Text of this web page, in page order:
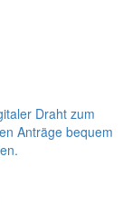
Draht zum
Anträge bequem